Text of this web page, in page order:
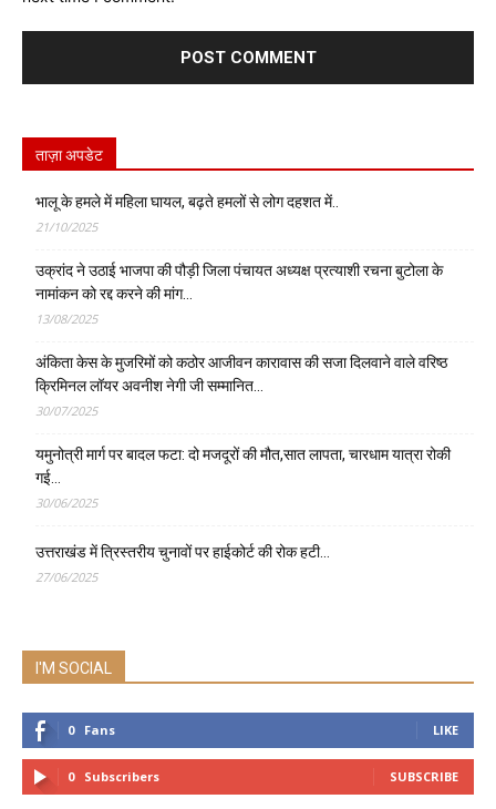
ताज़ा अपडेट
भालू के हमले में महिला घायल, बढ़ते हमलों से लोग दहशत में..
21/10/2025
उक्रांद ने उठाई भाजपा की पौड़ी जिला पंचायत अध्यक्ष प्रत्याशी रचना बुटोला के
नामांकन को रद्द करने की मांग…
13/08/2025
अंकिता केस के मुजरिमों को कठोर आजीवन कारावास की सजा दिलवाने वाले वरिष्ठ
क्रिमिनल लॉयर अवनीश नेगी जी सम्मानित…
30/07/2025
यमुनोत्री मार्ग पर बादल फटा: दो मजदूरों की मौत,सात लापता, चारधाम यात्रा रोकी
गई…
30/06/2025
उत्तराखंड में त्रिस्तरीय चुनावों पर हाईकोर्ट की रोक हटी…
27/06/2025
I'M SOCIAL
0 Fans LIKE
0 Subscribers SUBSCRIBE